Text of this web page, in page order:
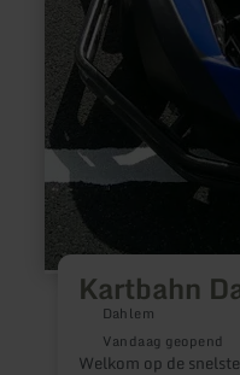
Kartbahn
Dahlem
Vandaag geopend
Welkom op de